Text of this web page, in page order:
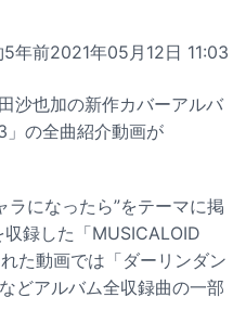
5年前2021年05月12日 11:03
沙也加の新作カバーアルバ
の全曲紹介動画が
ラになったら”をテーマに掲
録した「MUSICALOID
た動画では「ダーリンダン
どアルバム全収録曲の一部